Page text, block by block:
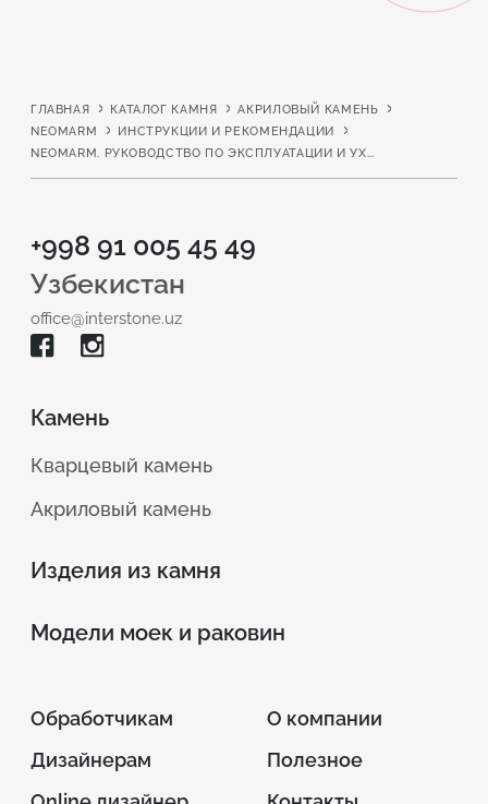
ГЛАВНАЯ КАТАЛОГ КАМНЯ
АКРИЛОВЫЙ КАМЕНЬ
NEOMARM
ИНСТРУКЦИИ И РЕКОМЕНДАЦИИ
NEOMARM. РУКОВОДСТВО ПО ЭКСПЛУАТАЦИИ И УХОДУ ЗА ИЗДЕЛИЯМИ
+998 91 005 45 49
Узбекистан
office@interstone.uz
Камень
Кварцевый камень
Акриловый камень
Изделия из камня
Модели моек и раковин
Обработчикам
Дизайнерам
О компании
Полезное